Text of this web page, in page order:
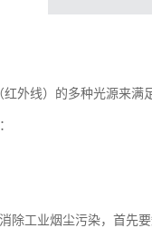
外线）的多种光源来满
除工业烟尘污染，首先